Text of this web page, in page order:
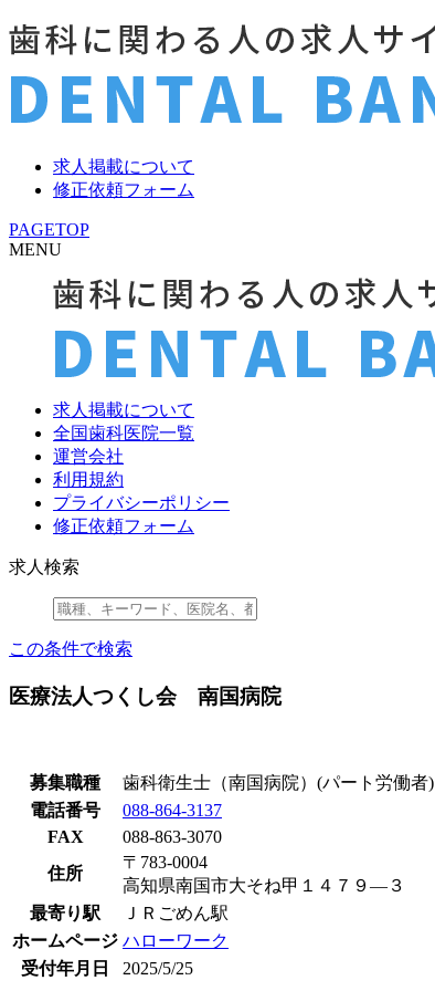
求人掲載について
修正依頼フォーム
PAGETOP
MENU
求人掲載について
全国歯科医院一覧
運営会社
利用規約
プライバシーポリシー
修正依頼フォーム
求人検索
この条件で検索
医療法人つくし会 南国病院
募集職種
歯科衛生士（南国病院）(パート労働者)
電話番号
088-864-3137
FAX
088-863-3070
住所
〒783-0004
高知県南国市大そね甲１４７９―３
最寄り駅
ＪＲごめん駅
ホームページ ハローワーク
受付年月日
2025/5/25